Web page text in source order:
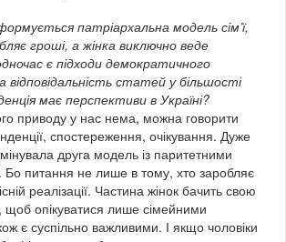
патріархальна модель сім’ї,
гроші, а жінка виключно веде
є підходи демократичного
відповідальність статей у більшості
має перспективи в Україні?
приводу у нас нема, можна говорити
спостереження, очікування. Дуже
друга модель із паритетними
Бо питання не лише в тому, хто заробляє
реалізації. Частина жінок бачить свою
щоб опікуватися лише сімейними
є суспільно важливими. І якщо чоловіки